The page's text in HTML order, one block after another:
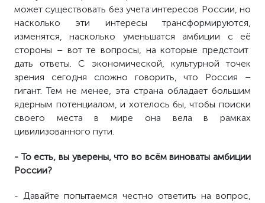
может существовать без учета интересов России, но
насколько эти интересы трансформируются,
изменятся, насколько уменьшатся амбиции с её
стороны – воттевопросы, на которые предстоит
дать ответы. С экономической, культурной точек
зрения сегодня сложно говорить, что Россия –
гигант. Тем не менее, эта страна обладает большим
ядерным потенциалом, и хотелось бы, чтобы поиски
своего места в мире она вела в рамках
цивилизованного пути.
- То есть, вы уверены, что во всём виноваты амбиции
России?
- Давайте попытаемся честно ответить на вопрос,